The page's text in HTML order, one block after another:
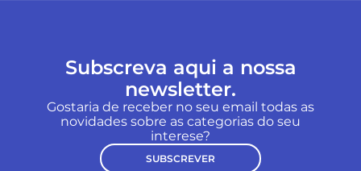
Subscreva aqui a nossa
newsletter.
Gostaria de receber no seu email todas as
novidades sobre as categorias do seu
interese?
SUBSCREVER